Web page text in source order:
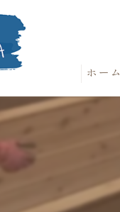
ホーム